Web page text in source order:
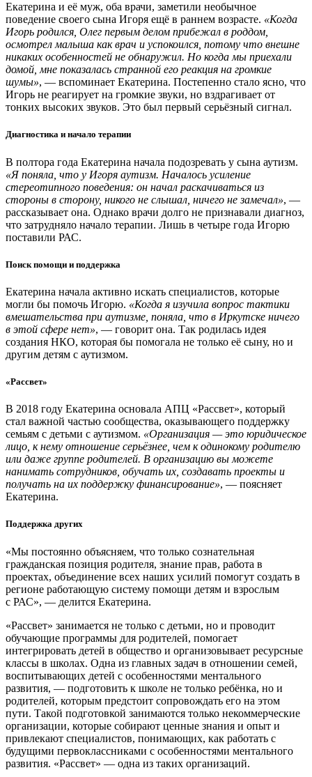
Екатерина и её муж, оба врачи, заметили необычное
поведение своего сына Игоря ещё в раннем возрасте. «Когда
Игорь родился, Олег первым делом прибежал в роддом,
осмотрел малыша как врач и успокоился, потому что внешне
никаких особенностей не обнаружил. Но когда мы приехали
домой, мне показалась странной его реакция на громкие
шумы», — вспоминает Екатерина. Постепенно стало ясно, что
Игорь не реагирует на громкие звуки, но вздрагивает от
тонких высоких звуков. Это был первый серьёзный сигнал.
Диагностика и начало терапии
В полтора года Екатерина начала подозревать у сына аутизм.
«Я поняла, что у Игоря аутизм. Началось усиление
стереотипного поведения: он начал раскачиваться из
стороны в сторону, никого не слышал, ничего не замечал», —
рассказывает она. Однако врачи долго не признавали диагноз,
что затрудняло начало терапии. Лишь в четыре года Игорю
поставили РАС.
Поиск помощи и поддержка
Екатерина начала активно искать специалистов, которые
могли бы помочь Игорю. «Когда я изучила вопрос тактики
вмешательства при аутизме, поняла, что в Иркутске ничего
в этой сфере нет», — говорит она. Так родилась идея
создания НКО, которая бы помогала не только её сыну, но и
другим детям с аутизмом.
«Рассвет»
В 2018 году Екатерина основала АПЦ «Рассвет», который
стал важной частью сообщества, оказывающего поддержку
семьям с детьми с аутизмом. «Организация — это юридическое
лицо, к нему отношение серьёзнее, чем к одинокому родителю
или даже группе родителей. В организацию вы можете
нанимать сотрудников, обучать их, создавать проекты и
получать на их поддержку финансирование», — поясняет
Екатерина.
Поддержка других
«Мы постоянно объясняем, что только сознательная
гражданская позиция родителя, знание прав, работа в
проектах, объединение всех наших усилий помогут создать в
регионе работающую систему помощи детям и взрослым
с РАС», — делится Екатерина.
«Рассвет» занимается не только с детьми, но и проводит
обучающие программы для родителей, помогает
интегрировать детей в общество и организовывает ресурсные
классы в школах. Одна из главных задач в отношении семей,
воспитывающих детей с особенностями ментального
развития, — подготовить к школе не только ребёнка, но и
родителей, которым предстоит сопровождать его на этом
пути. Такой подготовкой занимаются только некоммерческие
организации, которые собирают ценные знания и опыт и
привлекают специалистов, понимающих, как работать с
будущими первоклассниками с особенностями ментального
развития. «Рассвет» — одна из таких организаций.